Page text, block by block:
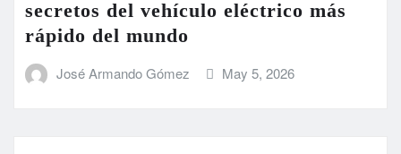
secretos del vehículo eléctrico más
rápido del mundo
José Armando Gómez May 5, 2026